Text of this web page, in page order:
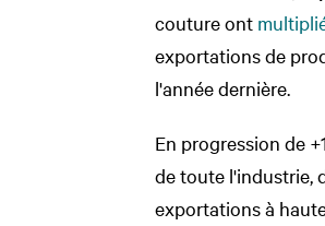
couture ont
exportations de
l'année dernière.
En progression de
de toute l'industrie,
exportations à